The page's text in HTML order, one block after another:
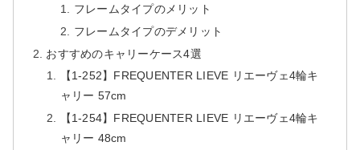
フレームタイプのメリット
フレームタイプのデメリット
おすすめのキャリーケース4選
【1-252】FREQUENTER LIEVE リエーヴェ4輪キ
ャリー 57cm
【1-254】FREQUENTER LIEVE リエーヴェ4輪キ
ャリー 48cm